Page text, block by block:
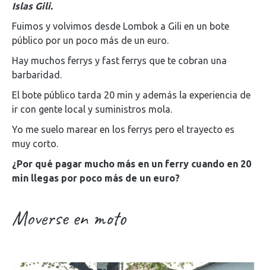
Islas Gili.
Fuimos y volvimos desde Lombok a Gili en un bote
público por un poco más de un euro.
Hay muchos ferrys y fast ferrys que te cobran una
barbaridad.
El bote público tarda 20 min y además la experiencia de
ir con gente local y suministros mola.
Yo me suelo marear en los ferrys pero el trayecto es
muy corto.
¿Por qué pagar mucho más en un ferry cuando en 20
min llegas por poco más de un euro?
Moverse en moto